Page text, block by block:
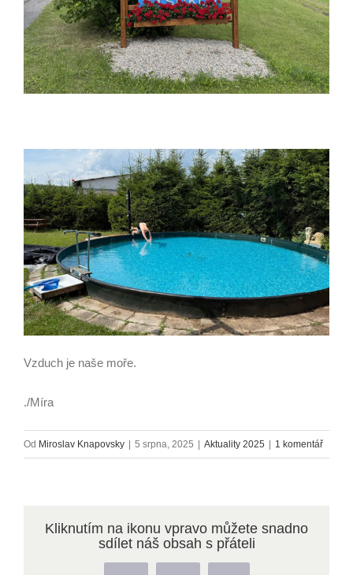
Vzduch je naše moře.
./Míra
Od Miroslav Knapovsky | 5 srpna, 2025 | Aktuality 2025 | 1 komentář
Kliknutím na ikonu vpravo můžete snadno
sdílet náš obsah s přáteli